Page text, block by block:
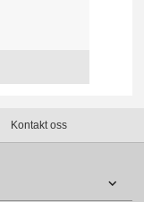
Kontakt oss